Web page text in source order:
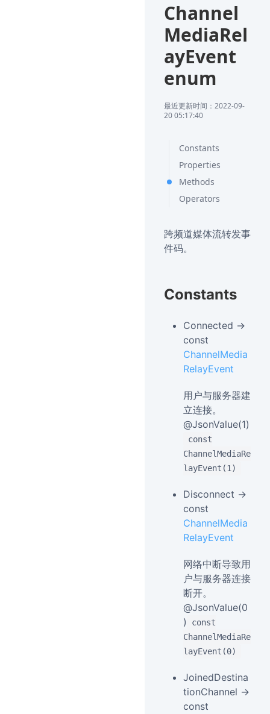
Channel
MediaRel
ayEvent
enum
最近更新时间：2022-09-
20 05:17:40
Constants
Properties
Methods
Operators
跨频道媒体流转发事
件码。
Constants
Connected →
const
ChannelMedia
RelayEvent
用户与服务器建
立连接。
@JsonValue(1)
const
ChannelMediaRe
layEvent(1)
Disconnect →
const
ChannelMedia
RelayEvent
网络中断导致用
户与服务器连接
断开。
@JsonValue(0
)
const
ChannelMediaRe
layEvent(0)
JoinedDestina
tionChannel →
const